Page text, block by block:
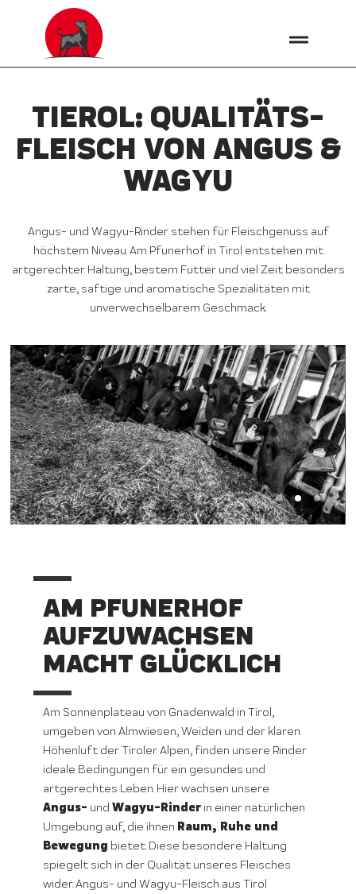
TIEROL: QUALITÄTS­
FLEISCH VON ANGUS &
WAGYU
Angus- und Wagyu-Rinder stehen für Fleischgenuss auf
höchstem Niveau. Am Pfunerhof in Tirol entstehen mit
artgerechter Haltung, bestem Futter und viel Zeit besonders
zarte, saftige und aromatische Spezialitäten mit
unverwechselbarem Geschmack.
AM PFUNERHOF
AUFZUWACHSEN
MACHT GLÜCKLICH
Am Sonnenplateau von Gnadenwald in Tirol,
umgeben von Almwiesen, Weiden und der klaren
Höhenluft der Tiroler Alpen, finden unsere Rinder
ideale Bedingungen für ein gesundes und
artgerechtes Leben. Hier wachsen unsere
Angus- und Wagyu-Rinderin einer natürlichen
Umgebung auf, die ihnen Raum, Ruhe und
Bewegung bietet. Diese besondere Haltung
spiegelt sich in der Qualität unseres Fleisches
wider. Angus- und Wagyu-Fleisch aus Tirol